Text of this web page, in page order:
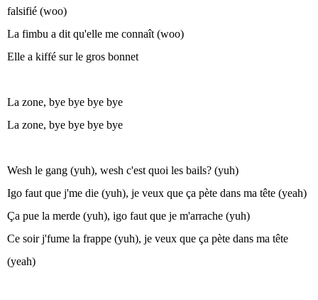
falsifié (woo)
La fimbu a dit qu'elle me connaît (woo)
Elle a kiffé sur le gros bonnet
La zone, bye bye bye bye
La zone, bye bye bye bye
Wesh le gang (yuh), wesh c'est quoi les bails? (yuh)
Igo faut que j'me die (yuh), je veux que ça pète dans ma tête (yeah)
Ça pue la merde (yuh), igo faut que je m'arrache (yuh)
Ce soir j'fume la frappe (yuh), je veux que ça pète dans ma tête
(yeah)